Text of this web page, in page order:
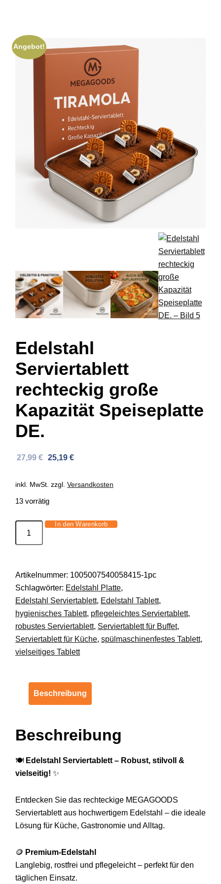
Angebot!
Edelstahl
Serviertablett
rechteckig große
Kapazität Speiseplatte
DE.
Ursprünglicher
war:
27,99 € Aktueller
ist:
25,19 €
inkl. MwSt. zzgl. Versandkosten
13 vorrätig
Edelstahl
Kapazität
Speiseplatte
DE.
Menge
In den Warenkorb
Artikelnummer: 1005007540058415-1pc
Schlagwörter: Edelstahl Platte,
Edelstahl Serviertablett, Edelstahl Tablett,
hygienisches Tablett, pflegeleichtes Serviertablett,
robustes Serviertablett, Serviertablett für Buffet,
Serviertablett für Küche, spülmaschinenfestes Tablett,
vielseitiges Tablett
Beschreibung
Beschreibung
🍽️ Edelstahl Serviertablett – Robust, stilvoll &
vielseitig! ✨
Entdecken Sie das rechteckige MEGAGOODS
Serviertablett aus hochwertigem Edelstahl – die ideale
Lösung für Küche, Gastronomie und Alltag.
🪙 Premium-Edelstahl
Langlebig, rostfrei und pflegeleicht – perfekt für den
täglichen Einsatz.